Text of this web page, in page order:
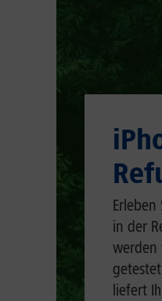
Erleben
in der
werden
liefert